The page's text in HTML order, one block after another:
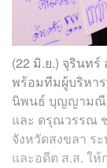
(22 มิ.ย.) จุรินท
พร้อมทีมผู้บริหา
นิพนธ์ บุญญามณี,
และ ดรุณวรรณ
จังหวัดสงขลา ร
และอดีต ส.ส. ให้